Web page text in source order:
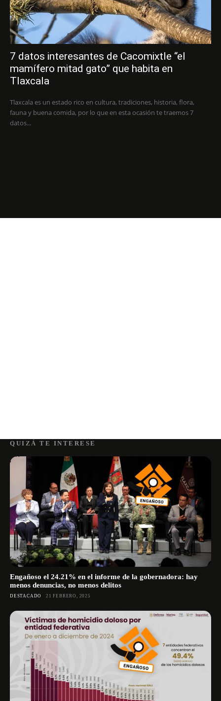
7 datos interesantes de Cacomixtle “el
mamífero mitad gato” que habita en
Tlaxcala
Tlaxcala es un estado rico en cultura, tradiciones, historia, flora,
fauna y buena comida, por lo que en esta ocasión te traemos 7
datos...
QUIZÁ TE INTERESE
Engañoso el 24.21% en el informe de la gobernadora: hay
menos denuncias, no menos delitos
DESTACADO 21 FEBRERO, 2025